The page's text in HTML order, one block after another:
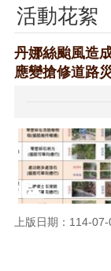
活動花絮
丹娜絲颱風造
應變搶修道路
上版日期：114-07-